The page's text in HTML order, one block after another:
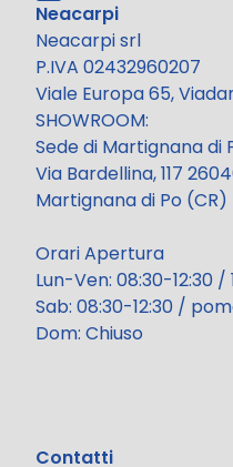
Neacarpi
Neacarpi srl
P.IVA 02432960207
Viale Europa 65,
SHOWROOM:
Sede di Martignana di
Via Bardellina, 117
Martignana di Po (CR)
Orari Apertura
Lun-Ven: 08:30-12:30 /
Sab: 08:30-12:30 /
Dom: Chiuso
Contatti